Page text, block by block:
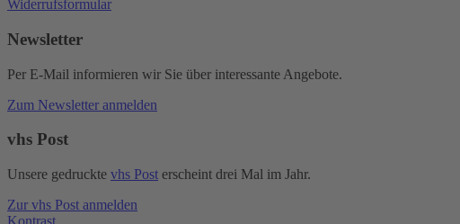
Widerrufsformular
Newsletter
Per E-Mail informieren wir Sie über interessante Angebote.
Zum Newsletter anmelden
vhs Post
Unsere gedruckte vhs Post erscheint drei Mal im Jahr.
Zur vhs Post anmelden